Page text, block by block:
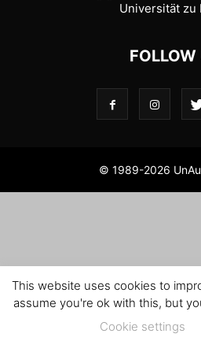
Universität zu
FOLLOW
© 1989-2026
This website uses cookies to
assume you're ok with this, but
Cookie settings